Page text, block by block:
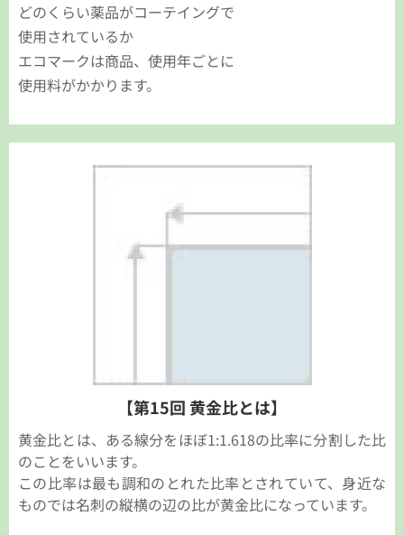
どのくらい薬品がコーテイングで
使用されているか
エコマークは商品、使用年ごとに
使用料がかかります。
【第15回 黄金比とは】
黄金比とは、ある線分をほぼ1:1.618の比率に分割した比
のことをいいます。
この比率は最も調和のとれた比率とされていて、身近な
ものでは名刺の縦横の辺の比が黄金比になっています。